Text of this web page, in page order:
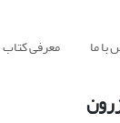
با ما معرفی کتاب